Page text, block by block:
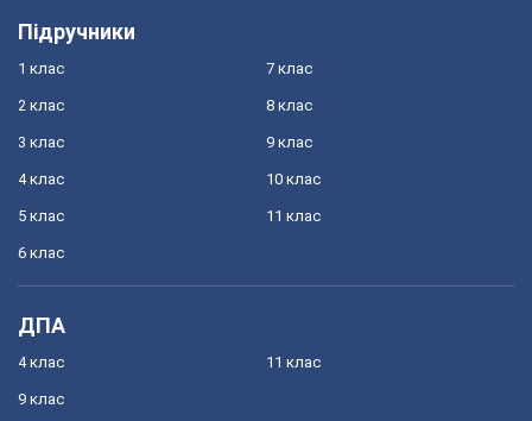
Підручники
1 клас
2 клас
3 клас
4 клас
5 клас
6 клас
7 клас
8 клас
9 клас
10 клас
11 клас
ДПА
4 клас
9 клас
11 клас